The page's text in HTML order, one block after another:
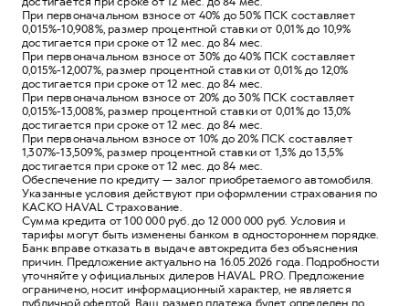
При первоначальном взносе от 40% до 50% ПСК составляет
0,015%-10,908%, размер процентной ставки от 0,01% до 10,9%
достигается при сроке от 12 мес. до 84 мес.
При первоначальном взносе от 30% до 40% ПСК составляет
0,015%-12,007%, размер процентной ставки от 0,01% до 12,0%
достигается при сроке от 12 мес. до 84 мес.
При первоначальном взносе от 20% до 30% ПСК составляет
0,015%-13,008%, размер процентной ставки от 0,01% до 13,0%
достигается при сроке от 12 мес. до 84 мес.
При первоначальном взносе от 10% до 20% ПСК составляет
1,307%-13,509%, размер процентной ставки от 1,3% до 13,5%
достигается при сроке от 12 мес. до 84 мес.
Обеспечение по кредиту — залог приобретаемого автомобиля.
Указанные условия действуют при оформлении страхования по
КАСКО HAVAL Страхование.
Сумма кредита от 100 000 руб. до 12 000 000 руб. Условия и
тарифы могут быть изменены банком в одностороннем порядке.
Банк вправе отказать в выдаче автокредита без объяснения
причин. Предложение актуально на 16.05.2026 года. Подробности
уточняйте у официальных дилеров HAVAL PRO. Предложение
ограничено, носит информационный характер, не является
публичной офертой. Ваш размер платежа будет определен по